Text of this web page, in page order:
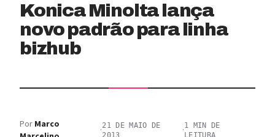
Konica Minolta lança
novo padrão para linha
bizhub
Por Marco
·21 DE MAIO DE
2013
·1 MIN DE
LEITURA